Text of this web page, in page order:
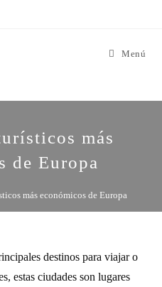
Menú
más
de Europa
más económicos de Europa
destinos para viajar o
estas ciudades son lugares